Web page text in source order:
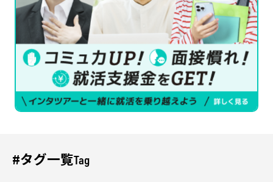
Tag
#タグ一覧